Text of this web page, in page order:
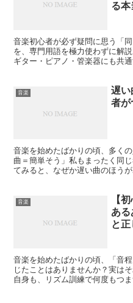
る
音楽初心者が必ず疑問に思う「
を、専門用語を極力使わずに解
ギター・ピアノ・管楽器にも共
音楽
遅い
者が
音楽を始めたばかりの頃、多く
曲＝簡単そう」私もまったく同
てみると、なぜか遅い曲のほう
音楽
【
ある
と
音楽を始めたばかりの頃、「音
じたことはありませんか？実は
自身も、リズム訓練で何度もつ